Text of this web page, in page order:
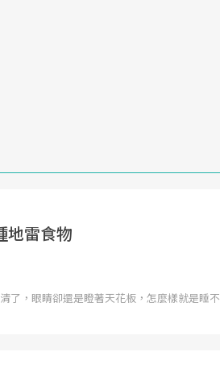
地雷食物
了，眼睛卻還是瞪著天花板，怎麼樣就是睡不